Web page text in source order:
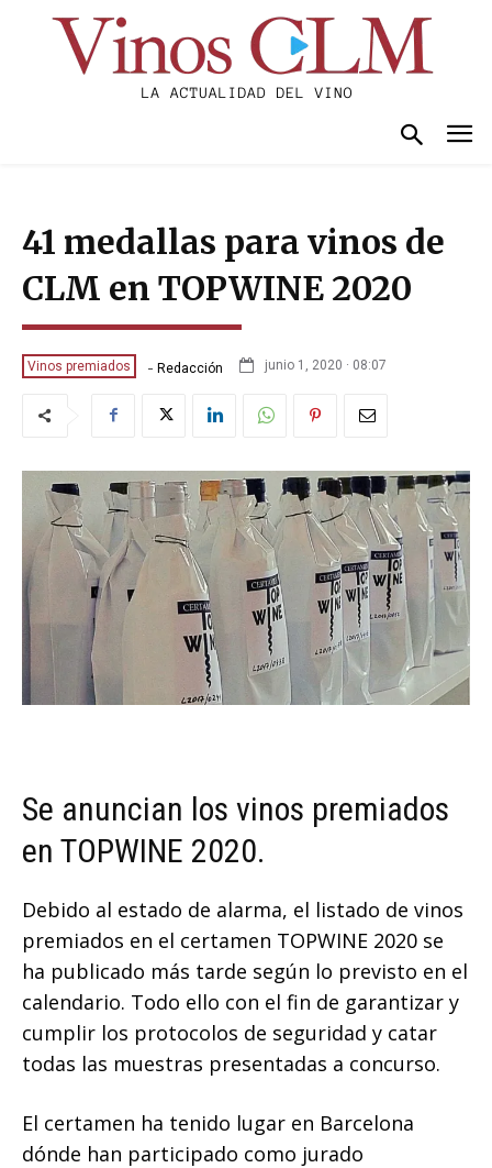
41 medallas para vinos de
CLM en TOPWINE 2020
Vinos premiados - Redacción junio 1, 2020 · 08:07
Se anuncian los vinos premiados
en TOPWINE 2020.
Debido al estado de alarma, el listado de vinos
premiados en el certamen TOPWINE 2020 se
ha publicado más tarde según lo previsto en el
calendario. Todo ello con el fin de garantizar y
cumplir los protocolos de seguridad y catar
todas las muestras presentadas a concurso.
El certamen ha tenido lugar en Barcelona
dónde han participado como jurado